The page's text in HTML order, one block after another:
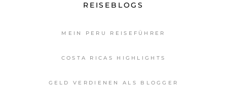
REISEBLOGS
MEIN PERU REISEFÜHRER
COSTA RICAS HIGHLIGHTS
GELD VERDIENEN ALS BLOGGER